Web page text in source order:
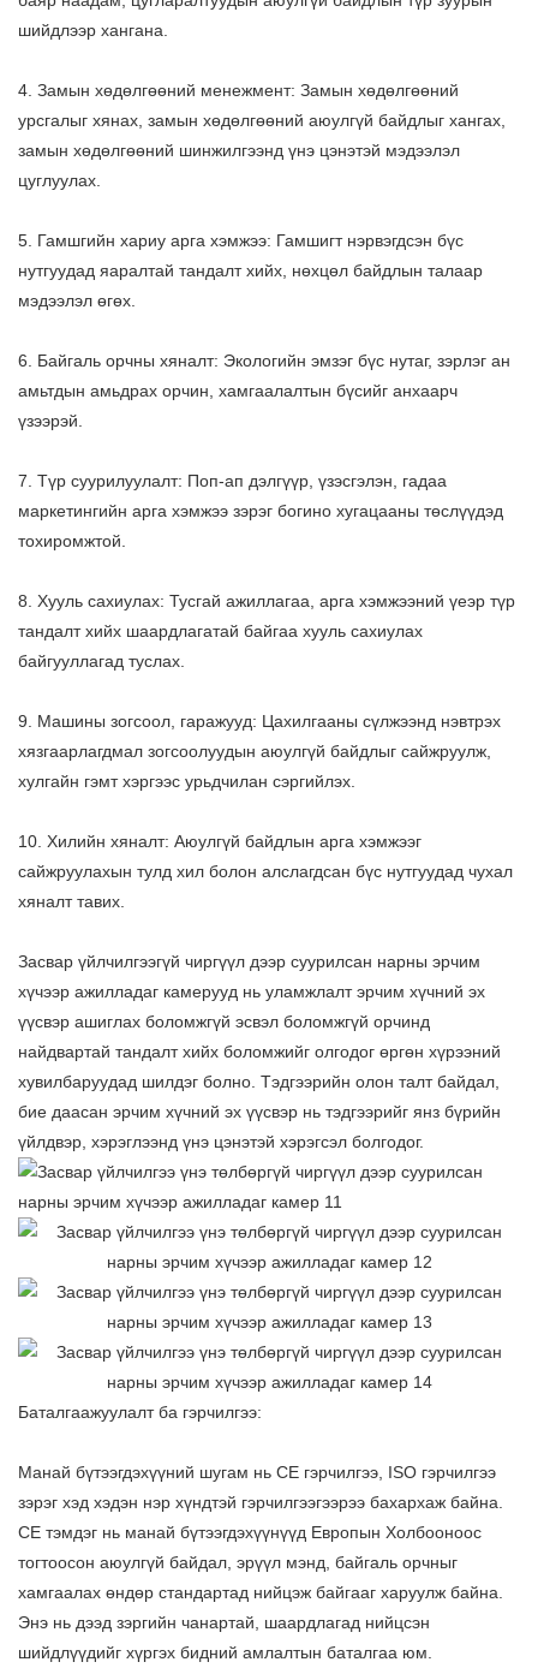
шийдлээр хангана.
4. Замын хөдөлгөөний менежмент: Замын хөдөлгөөний
урсгалыг хянах, замын хөдөлгөөний аюулгүй байдлыг хангах,
замын хөдөлгөөний шинжилгээнд үнэ цэнэтэй мэдээлэл
цуглуулах.
5. Гамшгийн хариу арга хэмжээ: Гамшигт нэрвэгдсэн бүс
нутгуудад яаралтай тандалт хийх, нөхцөл байдлын талаар
мэдээлэл өгөх.
6. Байгаль орчны хяналт: Экологийн эмзэг бүс нутаг, зэрлэг ан
амьтдын амьдрах орчин, хамгаалалтын бүсийг анхаарч
үзээрэй.
7. Түр суурилуулалт: Поп-ап дэлгүүр, үзэсгэлэн, гадаа
маркетингийн арга хэмжээ зэрэг богино хугацааны төслүүдэд
тохиромжтой.
8. Хууль сахиулах: Тусгай ажиллагаа, арга хэмжээний үеэр түр
тандалт хийх шаардлагатай байгаа хууль сахиулах
байгууллагад туслах.
9. Машины зогсоол, гаражууд: Цахилгааны сүлжээнд нэвтрэх
хязгаарлагдмал зогсоолуудын аюулгүй байдлыг сайжруулж,
хулгайн гэмт хэргээс урьдчилан сэргийлэх.
10. Хилийн хяналт: Аюулгүй байдлын арга хэмжээг
сайжруулахын тулд хил болон алслагдсан бүс нутгуудад чухал
хяналт тавих.
Засвар үйлчилгээгүй чиргүүл дээр суурилсан нарны эрчим
хүчээр ажилладаг камерууд нь уламжлалт эрчим хүчний эх
үүсвэр ашиглах боломжгүй эсвэл боломжгүй орчинд
найдвартай тандалт хийх боломжийг олгодог өргөн хүрээний
хувилбаруудад шилдэг болно. Тэдгээрийн олон талт байдал,
бие даасан эрчим хүчний эх үүсвэр нь тэдгээрийг янз бүрийн
үйлдвэр, хэрэглээнд үнэ цэнэтэй хэрэгсэл болгодог.
Баталгаажуулалт ба гэрчилгээ:
Манай бүтээгдэхүүний шугам нь CE гэрчилгээ, ISO гэрчилгээ
зэрэг хэд хэдэн нэр хүндтэй гэрчилгээгээрээ бахархаж байна.
CE тэмдэг нь манай бүтээгдэхүүнүүд Европын Холбооноос
тогтоосон аюулгүй байдал, эрүүл мэнд, байгаль орчныг
хамгаалах өндөр стандартад нийцэж байгааг харуулж байна.
Энэ нь дээд зэргийн чанартай, шаардлагад нийцсэн
шийдлүүдийг хүргэх бидний амлалтын баталгаа юм.